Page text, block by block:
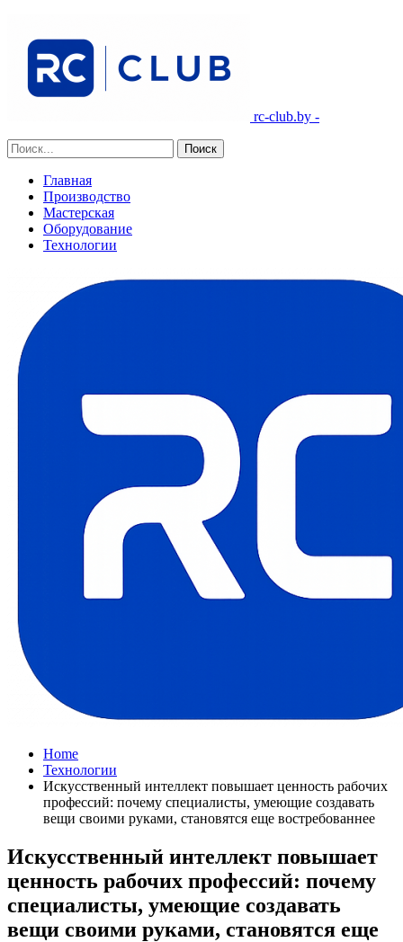
rc-club.by -
Главная
Производство
Мастерская
Оборудование
Технологии
Home
Технологии
Искусственный интеллект повышает ценность рабочих
профессий: почему специалисты, умеющие создавать
вещи своими руками, становятся еще востребованнее
Искусственный интеллект повышает
ценность рабочих профессий: почему
специалисты, умеющие создавать
вещи своими руками, становятся еще